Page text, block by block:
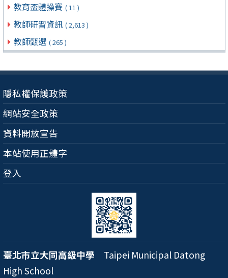
教育盃體操賽 ( 11 )
教師研習資訊 ( 2,613 )
教師甄選 ( 265 )
隱私權保護政策
網站安全政策
資料開放宣告
本站使用正體字
登入
臺北市立大同高級中學 Taipei Municipal Datong
High School